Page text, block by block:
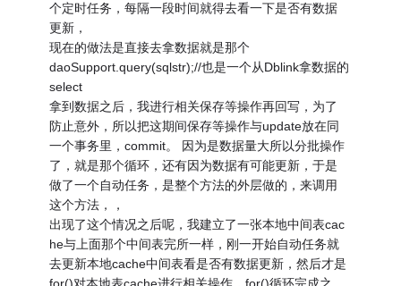
个定时任务，每隔一段时间就得去看一下是否有数据
更新，
现在的做法是直接去拿数据就是那个
daoSupport.query(sqlstr);//也是一个从Dblink拿数据的
select
拿到数据之后，我进行相关保存等操作再回写，为了
防止意外，所以把这期间保存等操作与update放在同
一个事务里，commit。 因为是数据量大所以分批操作
了，就是那个循环，还有因为数据有可能更新，于是
做了一个自动任务，是整个方法的外层做的，来调用
这个方法，，
出现了这个情况之后呢，我建立了一张本地中间表cac
he与上面那个中间表完所一样，刚一开始自动任务就
去更新本地cache中间表看是否有数据更新，然后才是